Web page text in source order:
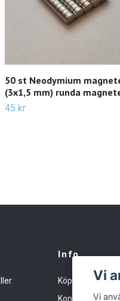
50 st Neodymium
(3x1,5 mm) runda
45 kr
Info
Köpvillkor
Kontakt
Vi
Vi